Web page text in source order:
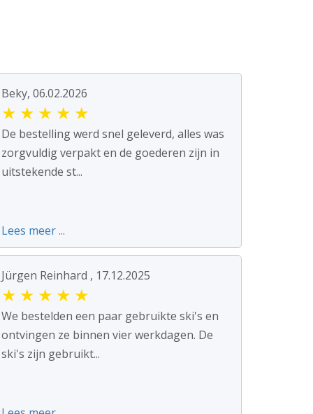
Beky, 06.02.2026
★ ★ ★ ★ ★
De bestelling werd snel geleverd, alles was
zorgvuldig verpakt en de goederen zijn in
uitstekende st...
Lees meer ...
Jürgen Reinhard , 17.12.2025
★ ★ ★ ★ ★
We bestelden een paar gebruikte ski's en
ontvingen ze binnen vier werkdagen. De
ski's zijn gebruikt...